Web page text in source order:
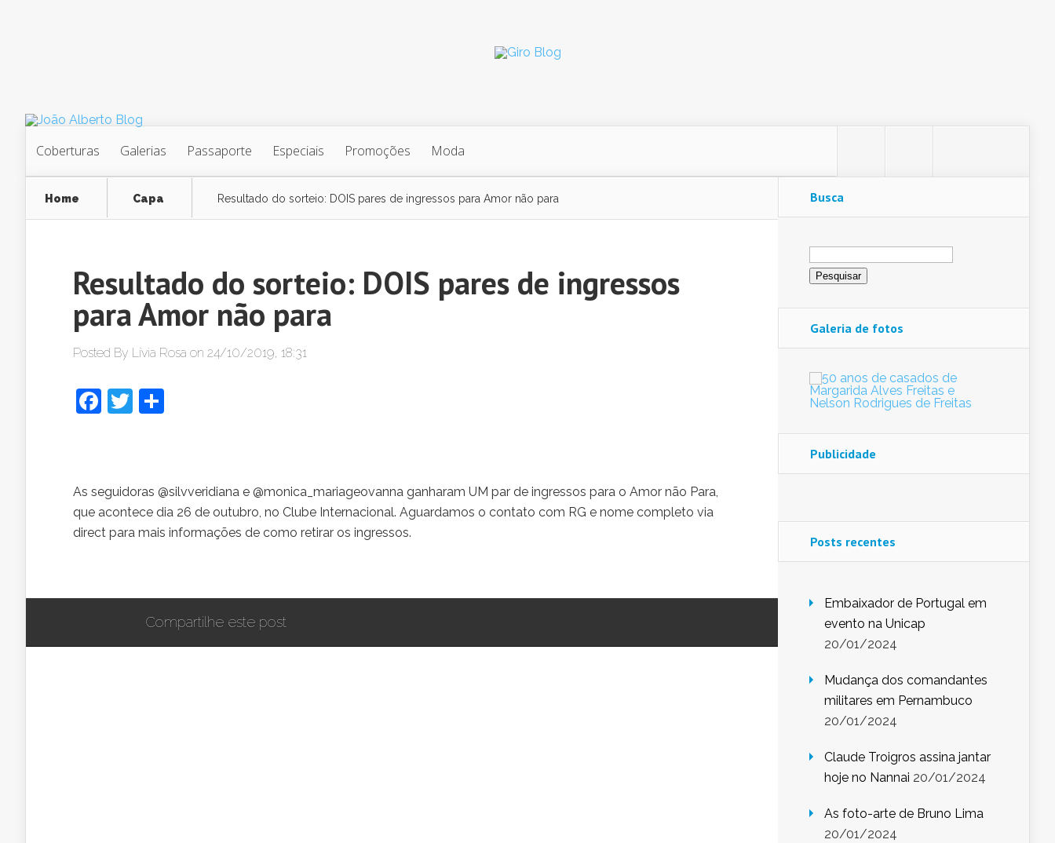
Coberturas Galerias Passaporte Especiais Promoções Moda
Home Capa Resultado do sorteio: DOIS pares de ingressos para Amor não para
Resultado do sorteio: DOIS pares de ingressos
para Amor não para
Posted By Lívia Rosa on 24/10/2019, 18:31
Facebook
Twitter
As seguidoras @silvveridiana e @monica_mariageovanna ganharam UM par de ingressos para o Amor não Para,
que acontece dia 26 de outubro, no Clube Internacional. Aguardamos o contato com RG e nome completo via
direct para mais informações de como retirar os ingressos.
Compartilhe este post
Busca
Pesquisar
por:
Galeria de fotos
Publicidade
Posts recentes
Embaixador de Portugal em
evento na Unicap
20/01/2024
Mudança dos comandantes
militares em Pernambuco
20/01/2024
Claude Troigros assina jantar
hoje no Nannai 20/01/2024
As foto-arte de Bruno Lima
20/01/2024